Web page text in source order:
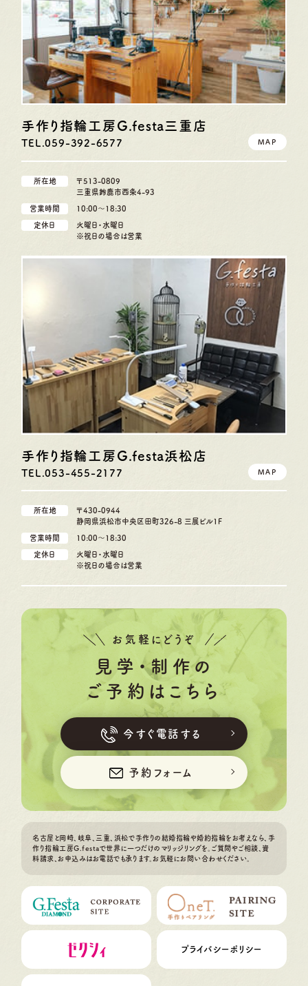
手作り指輪工房G.festa三重店
TEL.059-392-6577 MAP
所在地
〒513-0809
三重県鈴鹿市西条4-93
営業時間 10:00〜18:30
定休日
火曜日・水曜日
※祝日の場合は営業
手作り指輪工房G.festa浜松店
TEL.053-455-2177 MAP
所在地
〒430-0944
静岡県浜松市中央区田町326-8 三展ビル1F
営業時間 10:00〜18:30
定休日
火曜日・水曜日
※祝日の場合は営業
お気軽にどうぞ
見学・制作の
ご予約はこちら
今すぐ電話する
予約フォーム
名古屋と岡崎、岐阜、三重、浜松で手作りの結婚指輪や婚約指輪をお考えなら、手
作り指輪工房G.festaで世界に一つだけのマリッジリングを。ご質問やご相談、資
料請求、お申込みはお電話でも承ります。お気軽にお問い合わせください。
プライバシーポリシー